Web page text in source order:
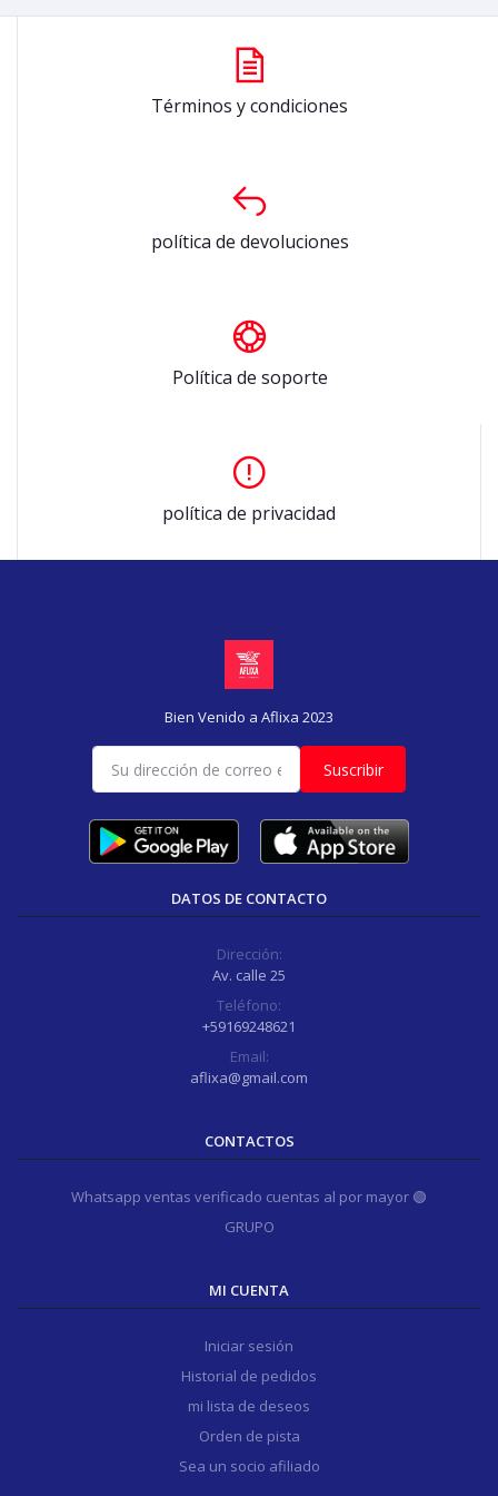
Términos y condiciones
política de devoluciones
Política de soporte
política de privacidad
Bien Venido a Aflixa 2023
Suscribir
DATOS DE CONTACTO
Dirección:
Av. calle 25
Teléfono:
+59169248621
Email:
aflixa@gmail.com
CONTACTOS
Whatsapp ventas verificado cuentas al por mayor 🟢
GRUPO
MI CUENTA
Iniciar sesión
Historial de pedidos
mi lista de deseos
Orden de pista
Sea un socio afiliado